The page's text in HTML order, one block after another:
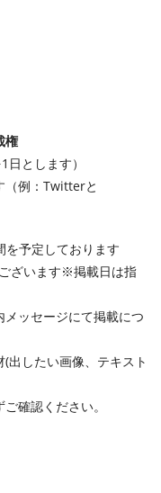
権
とします）
（例：Twitterと
予定しております
ざいます※掲載日は指
ッセージにて掲載につ
出したい画像、テキスト
確認ください。